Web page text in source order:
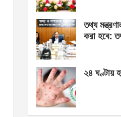
তথ্য
করা হবে:
২৪ ঘণ্টায়